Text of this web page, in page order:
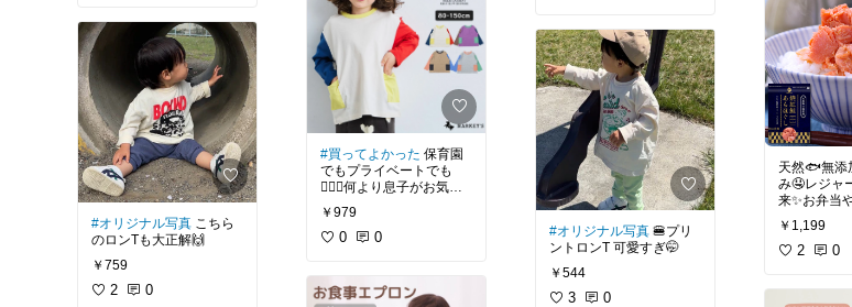
#オリジナル写真 こちら
のロンTも大正解🙌
￥759
2 0
#買ってよかった 保育園
でもプライベートでも
🙆‍♀️✨何より息子がお気に
入り💓
￥979
0 0 #オリジナル写真 🍔プリ
ントロンT 可愛すぎ🤭
￥544
3 0
天然🐟無添
み🤤レジャ
来✨お弁当
に大活躍間
￥1,199
2 0